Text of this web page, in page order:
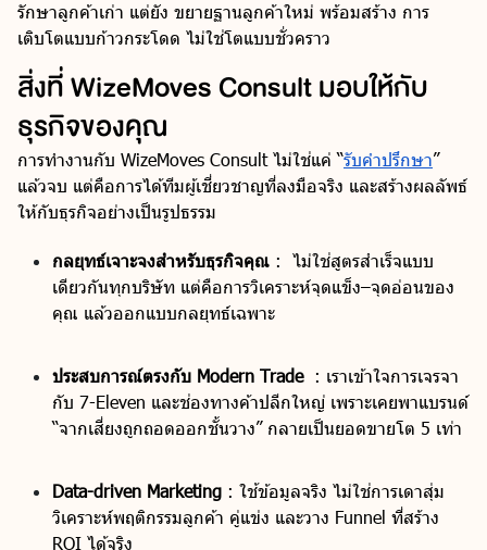
รักษาลูกค้าเก่า แต่ยัง ขยายฐานลูกค้าใหม่ พร้อมสร้าง การ
เติบโตแบบก้าวกระโดด ไม่ใช่โตแบบชั่วคราว
สิ่งที่ WizeMoves Consult มอบให้กับ
ธุรกิจของคุณ
การทำงานกับ WizeMoves Consult ไม่ใช่แค่ “รับคำปรึกษา”
แล้วจบ แต่คือการได้ทีมผู้เชี่ยวชาญที่ลงมือจริง และสร้างผลลัพธ์
ให้กับธุรกิจอย่างเป็นรูปธรรม
กลยุทธ์เจาะจงสำหรับธุรกิจคุณ : ไม่ใช่สูตรสำเร็จแบบ
เดียวกันทุกบริษัท แต่คือการวิเคราะห์จุดแข็ง–จุดอ่อนของ
คุณ แล้วออกแบบกลยุทธ์เฉพาะ
ประสบการณ์ตรงกับ Modern Trade: เราเข้าใจการเจรจา
กับ 7-Eleven และช่องทางค้าปลีกใหญ่ เพราะเคยพาแบรนด์
“จากเสี่ยงถูกถอดออกชั้นวาง” กลายเป็นยอดขายโต 5 เท่า
Data-driven Marketing : ใช้ข้อมูลจริง ไม่ใช่การเดาสุ่ม
วิเคราะห์พฤติกรรมลูกค้า คู่แข่ง และวาง Funnel ที่สร้าง
ROI ได้จริง